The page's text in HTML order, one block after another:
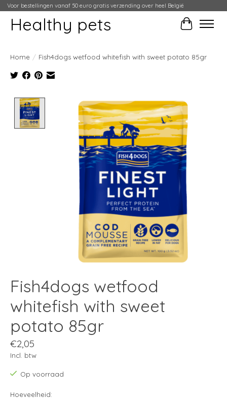
Voor bestellingen vanaf 50 euro gratis verzending over heel België
Healthy pets
Home / Fish4dogs wetfood whitefish with sweet potato 85gr
Product image slideshow Items
Fish4dogs wetfood
whitefish with sweet
potato 85gr
€2,05
Incl. btw
Op voorraad
Hoeveelheid: